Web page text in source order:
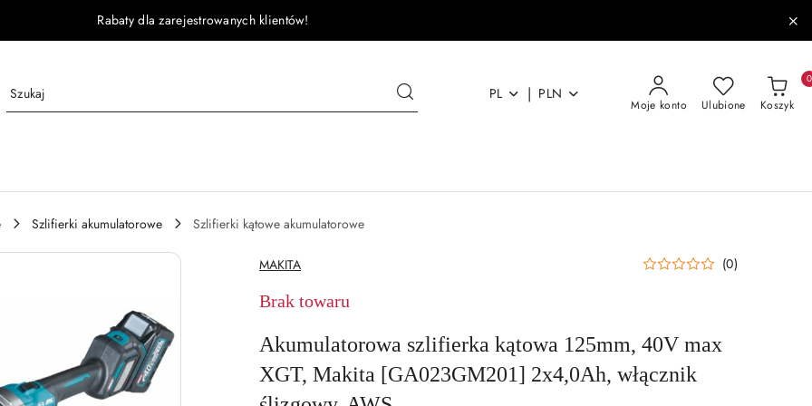
Rabaty dla zarejestrowanych klientów!
PL | PLN
Moje konto Ulubione Koszyk
0
Szlifierki akumulatorowe Szlifierki kątowe akumulatorowe
NAZWA
PRODUCENTA:
MAKITA (0)
Brak towaru
Akumulatorowa szlifierka kątowa 125mm, 40V max
XGT, Makita [GA023GM201] 2x4,0Ah, włącznik